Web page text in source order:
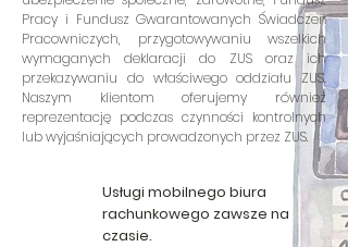
Usługi mobilnego biura
rachunkowego zawsze na
czasie.
Pracy i Fundusz Gwarantowanych Świadczeń
Pracowniczych, przygotowywaniu wszelkich
wymaganych deklaracji do ZUS oraz ich
przekazywaniu do właściwego oddziału ZUS.
Naszym klientom oferujemy również
reprezentację podczas czynności kontrolnych
lub wyjaśniających prowadzonych przez ZUS.